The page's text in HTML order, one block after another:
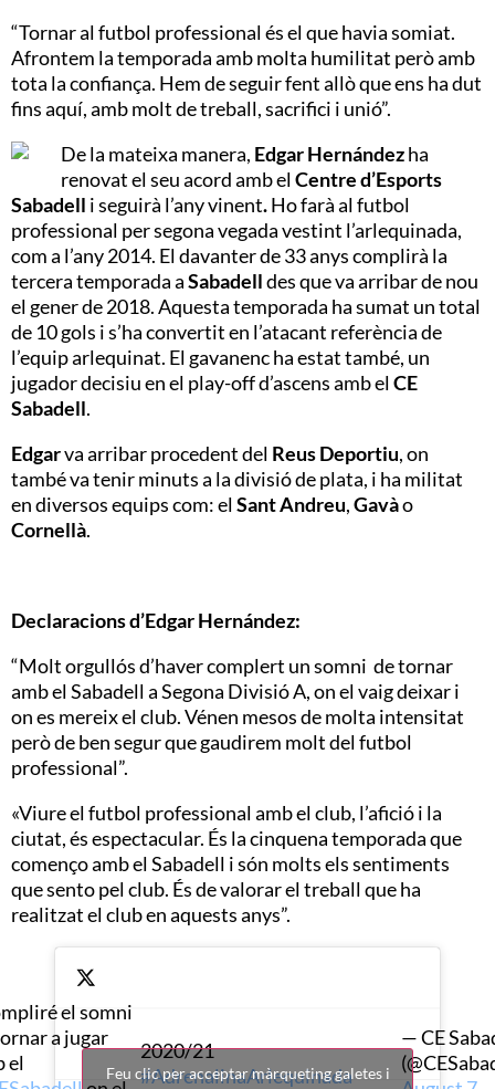
“Tornar al futbol professional és el que havia somiat.
Afrontem la temporada amb molta humilitat però amb
tota la confiança. Hem de seguir fent allò que ens ha dut
fins aquí, amb molt de treball, sacrifici i unió”.
De la mateixa manera, EdgarHernándezha
renovat el seu acord amb elCentre d’Esports
Sabadell i seguirà l’any vinent.Ho farà al futbol
professional per segona vegada vestint l’arlequinada,
com a l’any 2014. El davanter de 33 anys complirà la
tercera temporada aSabadelldes que va arribar de nou
el gener de 2018. Aquesta temporada ha sumat un total
de 10 gols i s’ha convertit en l’atacant referència de
l’equip arlequinat. El gavanenc ha estat també, un
jugador decisiu en el play-off d’ascens amb elCE
Sabadell.
Edgarva arribar procedent del Reus Deportiu, on
també va tenir minuts a la divisió de plata, i ha militat
en diversos equips com: elSant Andreu,Gavào
Cornellà.
Declaracions d’Edgar Hernández:
“Molt orgullós d’haver complert un somni de tornar
amb el Sabadell a Segona Divisió A, on el vaig deixar i
on es mereix el club. Vénen mesos de molta intensitat
però de ben segur que gaudirem molt del futbol
professional”.
«Viure el futbol professional amb el club, l’afició i la
ciutat, és espectacular. És la cinquena temporada que
començo amb el Sabadell i són molts els sentiments
que sento pel club. És de valorar el treball que ha
realitzat el club en aquests anys”.
el somni
a jugar
el
2020/21
#AdrenalinaArlequinada
— CE
Feu clic per acceptar màrqueting galetes i